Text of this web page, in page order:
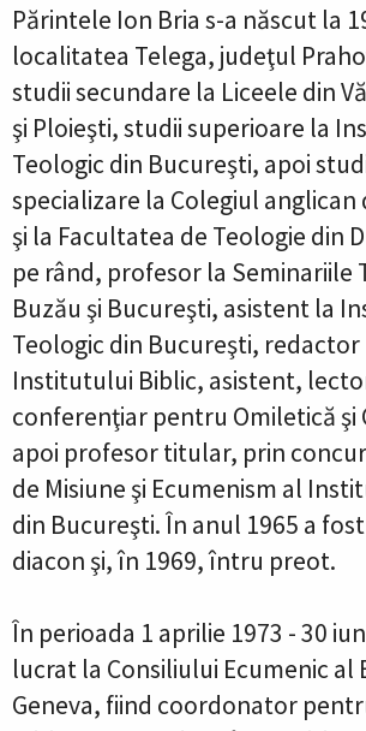
Părintele Ion Bria s-a născut la
localitatea Telega, judeţul
studii secundare la Liceele din
şi Ploieşti, studii superioare la
Teologic din Bucureşti, apoi
specializare la Colegiul
şi la Facultatea de Teologie din
pe rând, profesor la Seminariile
Buzău şi Bucureşti, asistent la
Teologic din Bucureşti, redactor
Institutului Biblic, asistent,
conferenţiar pentru Omiletică şi
apoi profesor titular, prin
de Misiune şi Ecumenism al
din Bucureşti. În anul 1965 a
diacon şi, în 1969, întru preot.
În perioada 1 aprilie 1973 - 30
lucrat la Consiliului Ecumenic al
Geneva, fiind coordonator